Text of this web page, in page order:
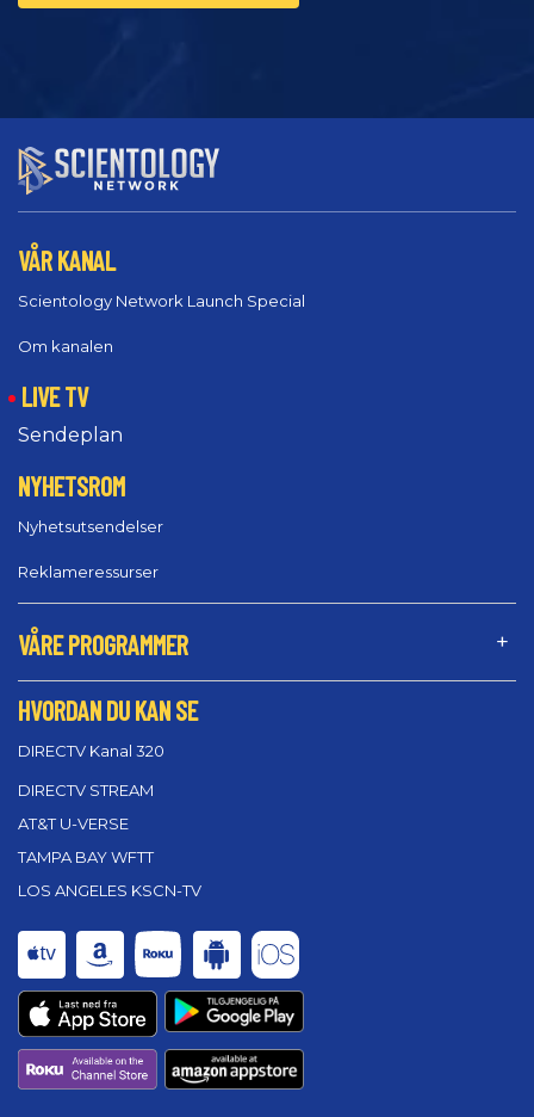
VÅR KANAL
Scientology Network Launch Special
Om kanalen
LIVE TV
Sendeplan
NYHETSROM
Nyhetsutsendelser
Reklameressurser
VÅRE PROGRAMMER
HVORDAN DU KAN SE
DIRECTV Kanal 320
DIRECTV STREAM
AT&T U-VERSE
TAMPA BAY WFTT
LOS ANGELES KSCN-TV